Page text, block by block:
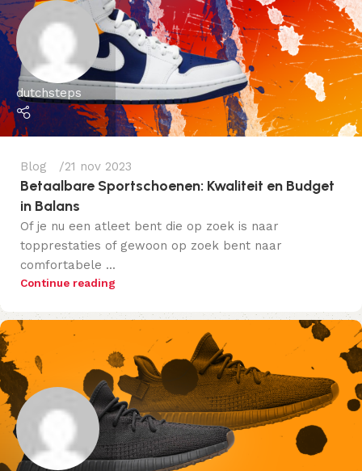
dutchsteps
Blog 21 nov 2023
Betaalbare Sportschoenen: Kwaliteit en Budget
in Balans
Of je nu een atleet bent die op zoek is naar
topprestaties of gewoon op zoek bent naar
comfortabele ...
Continue reading